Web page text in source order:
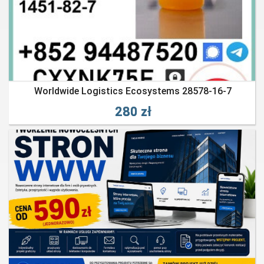
Worldwide Logistics Ecosystems 28578-16-7
280 zł